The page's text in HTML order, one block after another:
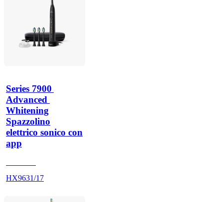
Series 7900
Advanced
Whitening
Spazzolino
elettrico sonico con
app
HX9631/17